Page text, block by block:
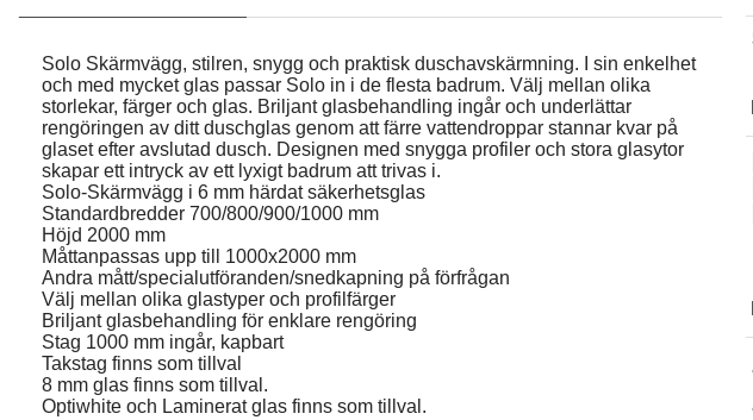
Solo Skärmvägg, stilren, snygg och praktisk duschavskärmning. I sin enkelhet
och med mycket glas passar Solo in i de flesta badrum. Välj mellan olika
storlekar, färger och glas. Briljant glasbehandling ingår och underlättar
rengöringen av ditt duschglas genom att färre vattendroppar stannar kvar på
glaset efter avslutad dusch. Designen med snygga profiler och stora glasytor
skapar ett intryck av ett lyxigt badrum att trivas i.
Solo-Skärmvägg i 6 mm härdat säkerhetsglas
Standardbredder 700/800/900/1000 mm
Höjd 2000 mm
Måttanpassas upp till 1000x2000 mm
Andra mått/specialutföranden/snedkapning på förfrågan
Välj mellan olika glastyper och profilfärger
Briljant glasbehandling för enklare rengöring
Stag 1000 mm ingår, kapbart
Takstag finns som tillval
8 mm glas finns som tillval.
Optiwhite och Laminerat glas finns som tillval.